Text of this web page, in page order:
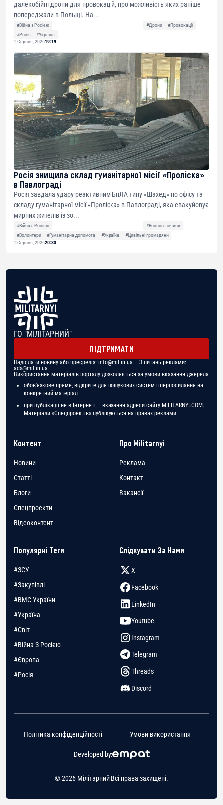
далекобійні дрони для провокацій, про можливість яких раніше
попереджали в Польщі. На...
#Війна з Росією #Дрони
#Провокації
#Росія
#Україна
1 Серпня, 202619:19
Росія знищила склад гуманітарної місії «Проліска»
в Павлограді
Росія завдала удару реактивним БпЛА типу «Шахед» по офісу та
складу гуманітарної місії «Проліска» в Павлограді, яка евакуйовує
мирних жителів із зо...
#Війна з Росією
#Воєнні злочини
#Волонтери
#Гуманітарна допомога #Україна
#Цивільні громадяни
1 Серпня, 202620:33
ГО "МІЛІТАРНИЙ"
ПІДТРИМАТИ
Надіслати новину або пресреліз: info@mil.in.ua | З питань реклами:
ads@mil.in.ua
Використання матеріалів порталу дозволяється за умови вказання джерела
обов'язкове пряме, відкрите для пошукових систем гіперпосилання на
конкретний матеріал
при публікації не в Інтернеті – вказання адреси сайту MILITARNYI.COM.
Матеріали «Спецпроектів» публікуються на правах реклами.
Контент
Новини
Статті
Блоги
Спецпроекти
Відеоконтент
Про Militarnyi
Реклама
Контакт
Вакансії
Популярні Теги
#ЗСУ
#Закупівлі
#ВМС України
#Україна
#Світ
#Війна З Росією
#Європа
#Росія
Слідкувати За Нами
X
Facebook
LinkedIn
Youtube
Instagram
Telegram
Threads
Discord
© 2026 Мілітарний Всі права захищені.
Developed by:
Політика конфіденційності Умови використання